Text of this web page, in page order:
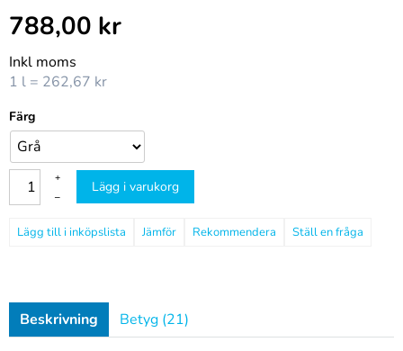
788,00 kr
Inkl moms
1 l = 262,67 kr
Färg
+
–
Lägg i varukorg
Jämför Rekommendera Ställ en fråga
Beskrivning Betyg (21)